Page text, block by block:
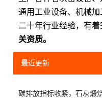
通用工业设备、机械加
二十年行业经验，有
关资质。
最近更新
碳排放指标收紧，石灰煅